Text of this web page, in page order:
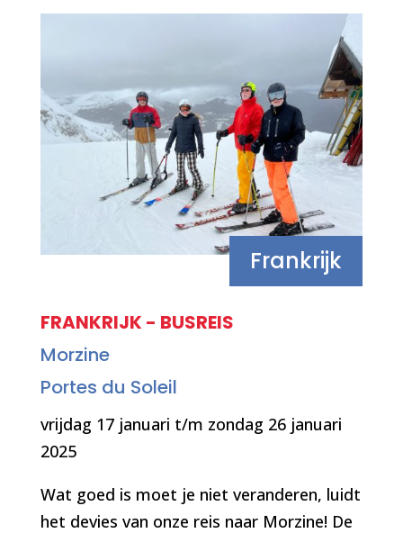
Frankrijk
FRANKRIJK - BUSREIS
Morzine
Portes du Soleil
vrijdag 17 januari t/m zondag 26 januari
2025
Wat goed is moet je niet veranderen, luidt
het devies van onze reis naar Morzine! De